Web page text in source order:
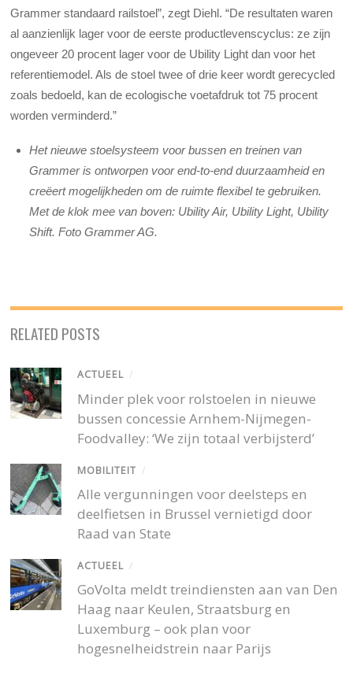
Grammer standaard railstoel”, zegt Diehl. “De resultaten waren
al aanzienlijk lager voor de eerste productlevenscyclus: ze zijn
ongeveer 20 procent lager voor de Ubility Light dan voor het
referentiemodel. Als de stoel twee of drie keer wordt gerecycled
zoals bedoeld, kan de ecologische voetafdruk tot 75 procent
worden verminderd.”
Het nieuwe stoelsysteem voor bussen en treinen van
Grammer is ontworpen voor end-to-end duurzaamheid en
creëert mogelijkheden om de ruimte flexibel te gebruiken.
Met de klok mee van boven: Ubility Air, Ubility Light, Ubility
Shift. Foto Grammer AG.
RELATED POSTS
ACTUEEL /
Minder plek voor rolstoelen in nieuwe
bussen concessie Arnhem-Nijmegen-
Foodvalley: ‘We zijn totaal verbijsterd’
MOBILITEIT /
Alle vergunningen voor deelsteps en
deelfietsen in Brussel vernietigd door
Raad van State
ACTUEEL /
GoVolta meldt treindiensten aan van Den
Haag naar Keulen, Straatsburg en
Luxemburg – ook plan voor
hogesnelheidstrein naar Parijs